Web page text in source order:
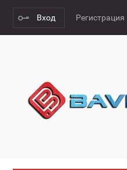
Вход Регистрация